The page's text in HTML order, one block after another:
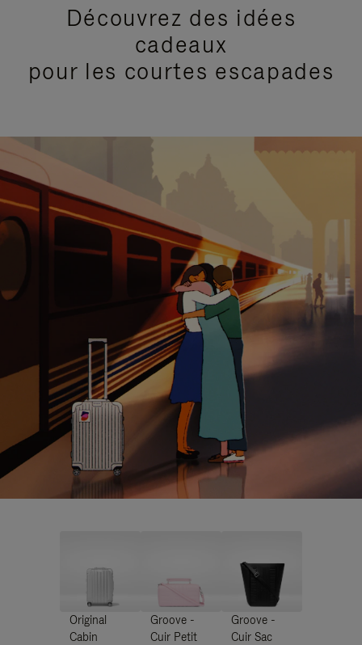
Découvrez des idées
cadeaux
pour les courtes escapades
Original
Cabin
Groove -
Cuir Petit
Groove -
Cuir Sac